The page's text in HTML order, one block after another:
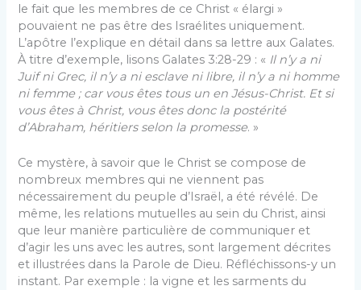
le fait que les membres de ce Christ « élargi »
pouvaient ne pas être des Israélites uniquement.
L’apôtre l’explique en détail dans sa lettre aux Galates.
À titre d’exemple, lisons Galates 3:28-29 : « Il n’y a ni
Juif ni Grec, il n’y a ni esclave ni libre, il n’y a ni homme
ni femme ; car vous êtes tous un en Jésus-Christ. Et si
vous êtes à Christ, vous êtes donc la postérité
d’Abraham, héritiers selon la promesse. »
Ce mystère, à savoir que le Christ se compose de
nombreux membres qui ne viennent pas
nécessairement du peuple d’Israël, a été révélé. De
même, les relations mutuelles au sein du Christ, ainsi
que leur manière particulière de communiquer et
d’agir les uns avec les autres, sont largement décrites
et illustrées dans la Parole de Dieu. Réfléchissons-y un
instant. Par exemple : la vigne et les sarments du